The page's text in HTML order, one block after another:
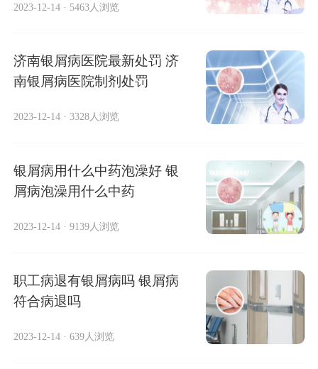
2023-12-14 · 5463人浏览
济南银屑病医院最新处罚 济
南银屑病医院制剂处罚
2023-12-14 · 3328人浏览
银屑病用什么中药泡澡好 银
屑病泡澡用什么中药
2023-12-14 · 9139人浏览
职工病退有银屑病吗 银屑病
符合病退吗
2023-12-14 · 639人浏览